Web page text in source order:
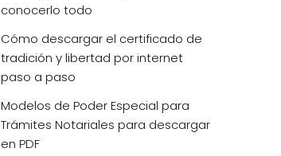
conocerlo todo
Cómo descargar el certificado de
tradición y libertad por internet
paso a paso
Modelos de Poder Especial para
Trámites Notariales para descargar
en PDF